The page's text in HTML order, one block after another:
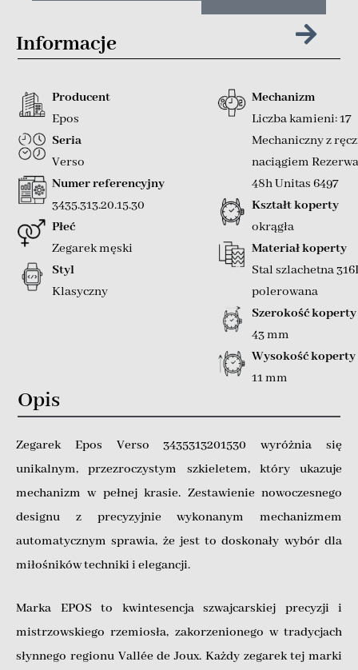
Informacje
Producent
Epos
Seria
Verso
Numer referencyjny
3435.313.20.15.30
Płeć
Zegarek męski
Styl
Klasyczny
Mechanizm
Liczba kamieni: 17
Mechaniczny z
naciągiem
48h Unitas 6497
Kształt koperty
okrągła
Materiał koperty
Stal szlachetna
polerowana
Szerokość koperty
43 mm
Wysokość koperty
11 mm
Opis
Zegarek Epos Verso 3435313201530 wyróżnia się
unikalnym, przezroczystym szkieletem, który ukazuje
mechanizm w pełnej krasie. Zestawienie nowoczesnego
designu z precyzyjnie wykonanym mechanizmem
automatycznym sprawia, że jest to doskonały wybór dla
miłośników techniki i elegancji.
Marka EPOS to kwintesencja szwajcarskiej precyzji i
mistrzowskiego rzemiosła, zakorzenionego w tradycjach
słynnego regionu Vallée de Joux. Każdy zegarek tej marki